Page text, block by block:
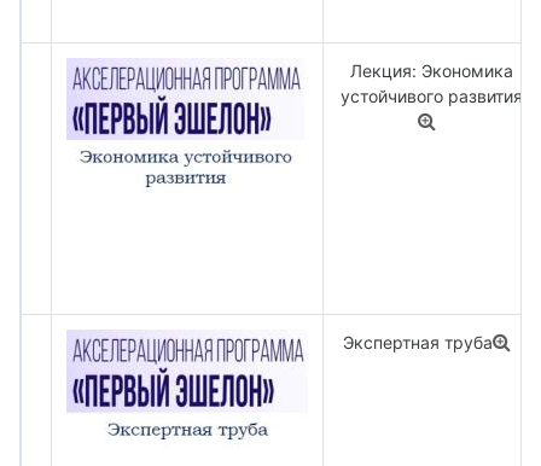
Лекция: Экономика
устойчивого развития
Экспертная труба